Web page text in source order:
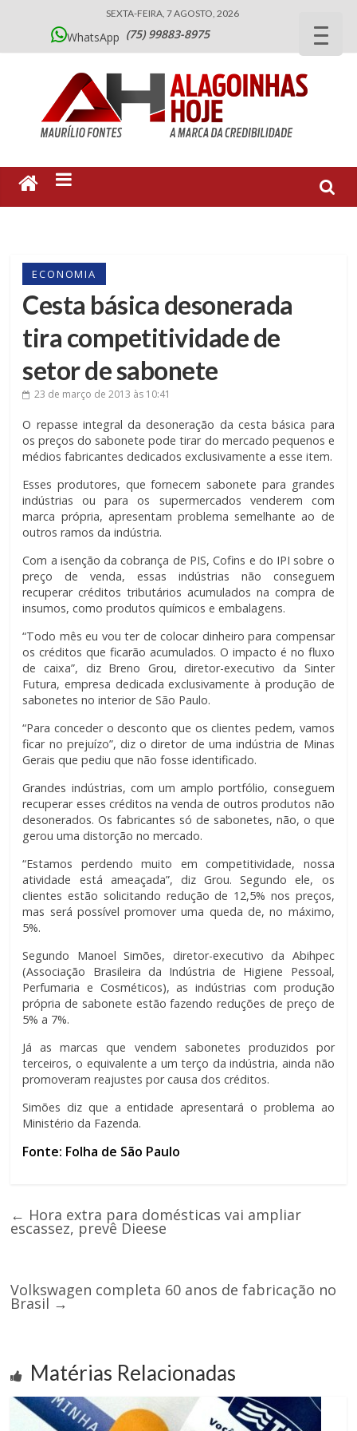
SEXTA-FEIRA, 7 AGOSTO, 2026
WhatsApp (75) 99883-8975
ECONOMIA
Cesta básica desonerada
tira competitividade de
setor de sabonete
23 de março de 2013 às 10:41
O repasse integral da desoneração da cesta básica para
os preços do sabonete pode tirar do mercado pequenos e
médios fabricantes dedicados exclusivamente a esse item.
Esses produtores, que fornecem sabonete para grandes
indústrias ou para os supermercados venderem com
marca própria, apresentam problema semelhante ao de
outros ramos da indústria.
Com a isenção da cobrança de PIS, Cofins e do IPI sobre o
preço de venda, essas indústrias não conseguem
recuperar créditos tributários acumulados na compra de
insumos, como produtos químicos e embalagens.
“Todo mês eu vou ter de colocar dinheiro para compensar
os créditos que ficarão acumulados. O impacto é no fluxo
de caixa”, diz Breno Grou, diretor-executivo da Sinter
Futura, empresa dedicada exclusivamente à produção de
sabonetes no interior de São Paulo.
“Para conceder o desconto que os clientes pedem, vamos
ficar no prejuízo”, diz o diretor de uma indústria de Minas
Gerais que pediu que não fosse identificado.
Grandes indústrias, com um amplo portfólio, conseguem
recuperar esses créditos na venda de outros produtos não
desonerados. Os fabricantes só de sabonetes, não, o que
gerou uma distorção no mercado.
“Estamos perdendo muito em competitividade, nossa
atividade está ameaçada”, diz Grou. Segundo ele, os
clientes estão solicitando redução de 12,5% nos preços,
mas será possível promover uma queda de, no máximo,
5%.
Segundo Manoel Simões, diretor-executivo da Abihpec
(Associação Brasileira da Indústria de Higiene Pessoal,
Perfumaria e Cosméticos), as indústrias com produção
própria de sabonete estão fazendo reduções de preço de
5% a 7%.
Já as marcas que vendem sabonetes produzidos por
terceiros, o equivalente a um terço da indústria, ainda não
promoveram reajustes por causa dos créditos.
Simões diz que a entidade apresentará o problema ao
Ministério da Fazenda.
Fonte: Folha de São Paulo
← Hora extra para domésticas vai ampliar
escassez, prevê Dieese
Volkswagen completa 60 anos de fabricação no
Brasil →
Matérias Relacionadas